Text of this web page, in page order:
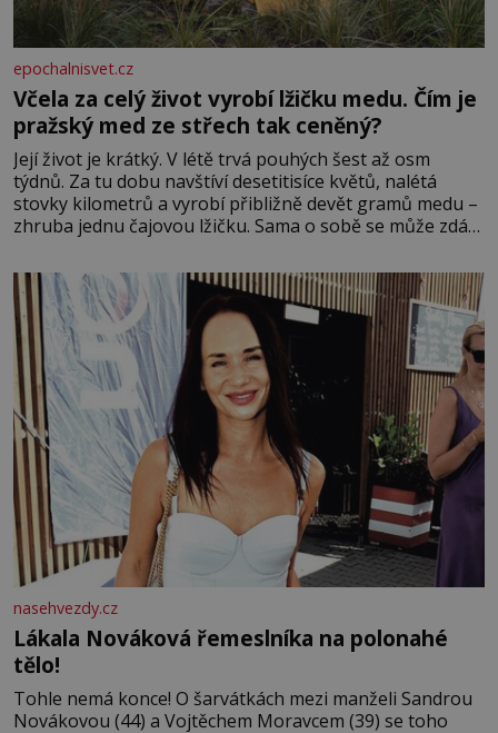
epochalnisvet.cz
Včela za celý život vyrobí lžičku medu. Čím je
pražský med ze střech tak ceněný?
Její život je krátký. V létě trvá pouhých šest až osm
týdnů. Za tu dobu navštíví desetitisíce květů, nalétá
stovky kilometrů a vyrobí přibližně devět gramů medu –
zhruba jednu čajovou lžičku. Sama o sobě se může zdát
tisíc příslušnic svého včelstva, vznikne jeden z
nejdokonalejších organismů
nasehvezdy.cz
Lákala Nováková řemeslníka na polonahé
tělo!
Tohle nemá konce! O šarvátkách mezi manželi Sandrou
Novákovou (44) a Vojtěchem Moravcem (39) se toho